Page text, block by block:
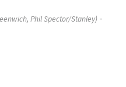
Phil Spector/Stanley) -